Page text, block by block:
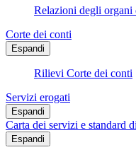
Relazioni degli organi
Corte dei conti
Espandi
Rilievi Corte dei conti
Servizi erogati
Espandi
Carta dei servizi e standard
Espandi